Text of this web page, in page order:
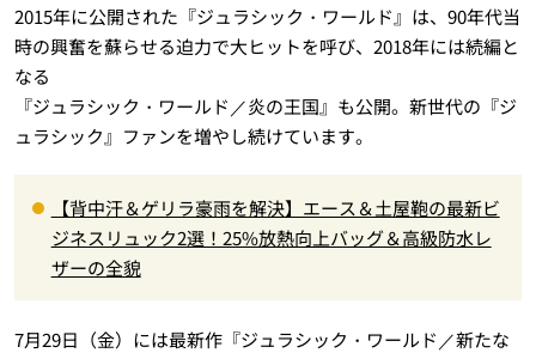
2015年に公開された『ジュラシック・ワールド』は、90年代当
時の興奮を蘇らせる迫力で大ヒットを呼び、2018年には続編と
なる
『ジュラシック・ワールド／炎の王国』も公開。新世代の『ジ
ュラシック』ファンを増やし続けています。
【背中汗＆ゲリラ豪雨を解決】エース＆土屋鞄の最新ビ
ジネスリュック2選！25%放熱向上バッグ＆高級防水レ
ザーの全貌
7月29日（金）には最新作『ジュラシック・ワールド／新たな